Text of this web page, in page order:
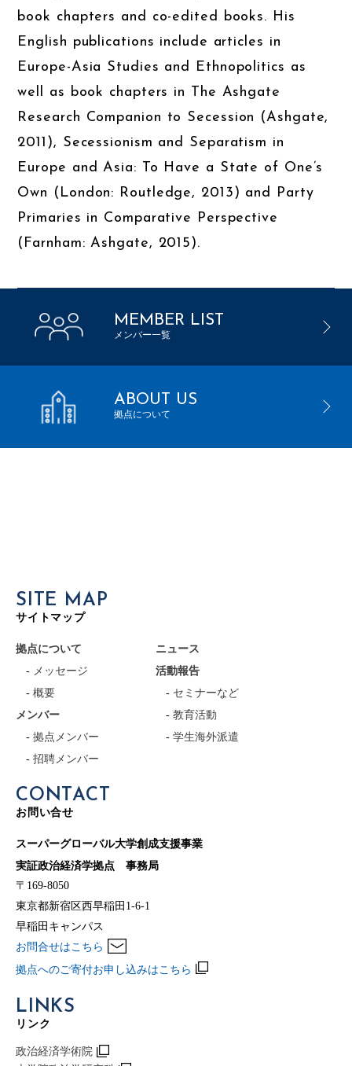
book chapters and co-edited books. His
English publications include articles in
Europe-Asia Studies and Ethnopolitics as
well as book chapters in The Ashgate
Research Companion to Secession (Ashgate,
2011), Secessionism and Separatism in
Europe and Asia: To Have a State of One’s
Own (London: Routledge, 2013) and Party
Primaries in Comparative Perspective
(Farnham: Ashgate, 2015).
MEMBER LIST
メンバー一覧
ABOUT US
拠点について
SITE MAP
サイトマップ
拠点について
メッセージ
概要
メンバー
拠点メンバー
招聘メンバー
ニュース
活動報告
セミナーなど
教育活動
学生海外派遣
CONTACT
お問い合せ
スーパーグローバル大学創成支援事業
実証政治経済学拠点 事務局
〒169-8050
東京都新宿区西早稲田1-6-1
早稲田キャンパス
お問合せはこちら
拠点へのご寄付お申し込みはこちら
LINKS
リンク
政治経済学術院